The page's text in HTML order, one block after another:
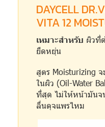
DAYCELL
VITA 12
เหมาะสำหรับ ผิวที่
ยืดหยุ่น
สูตร Moisturizing
ในผิว (Oil-Water
ที่สุด ไม่ให้หน้ามันจ
ลื่นดุจแพรไหม